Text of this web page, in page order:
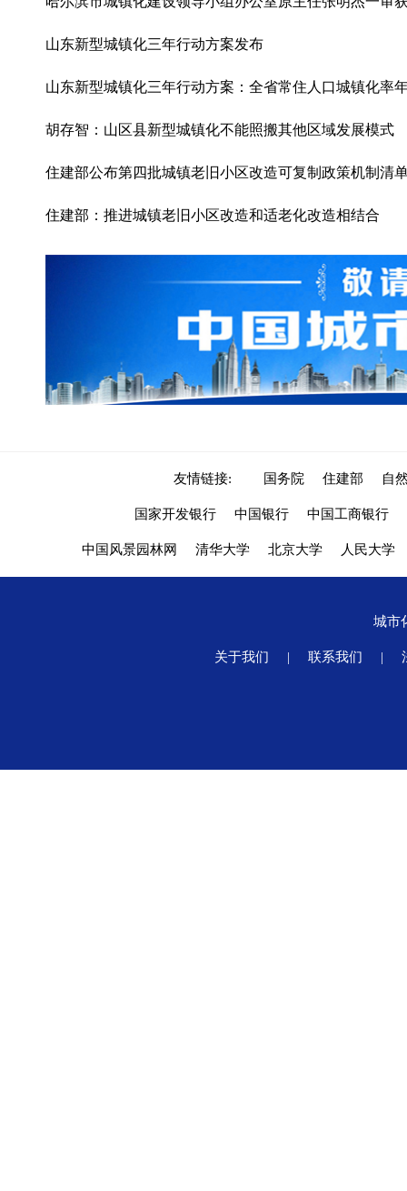
山东新型城镇化三年行动方案发布
山东新型城镇化三年行动方案：全省常住人口城镇化率
胡存智：山区县新型城镇化不能照搬其他区域发展模式
住建部公布第四批城镇老旧小区改造可复制政策机制清
住建部：推进城镇老旧小区改造和适老化改造相结合
友情链接: 国务院 住建部 自
国家开发银行 中国银行 中国工商银行
中国风景园林网 清华大学 北京大学 人民大学
城市
关于我们 | 联系我们 |